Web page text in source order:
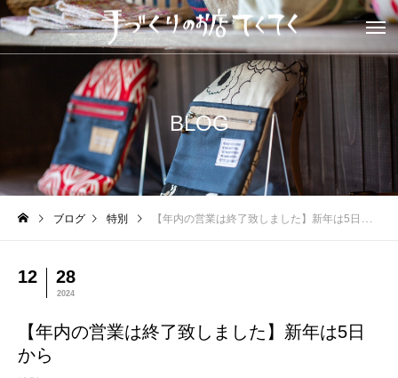
BLOG
ブログ 特別 【年内の営業は終了致しました】新年は5日から
12 28
2024
【年内の営業は終了致しました】新年は5日
から